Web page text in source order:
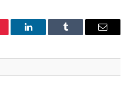
LinkedIn Tumblr
E-